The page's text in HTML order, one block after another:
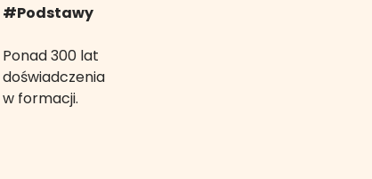
#Podstawy
Ponad 300 lat
doświadczenia
w formacji.